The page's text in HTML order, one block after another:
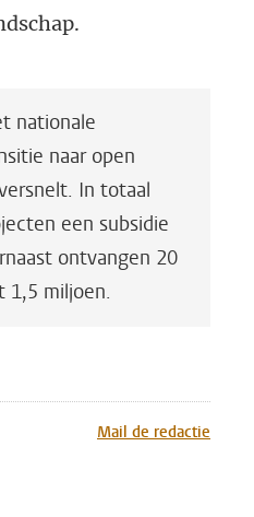
nationale
naar open
In totaal
een subsidie
ontvangen 20
1,5 miljoen.
via MastodonMail de redactie